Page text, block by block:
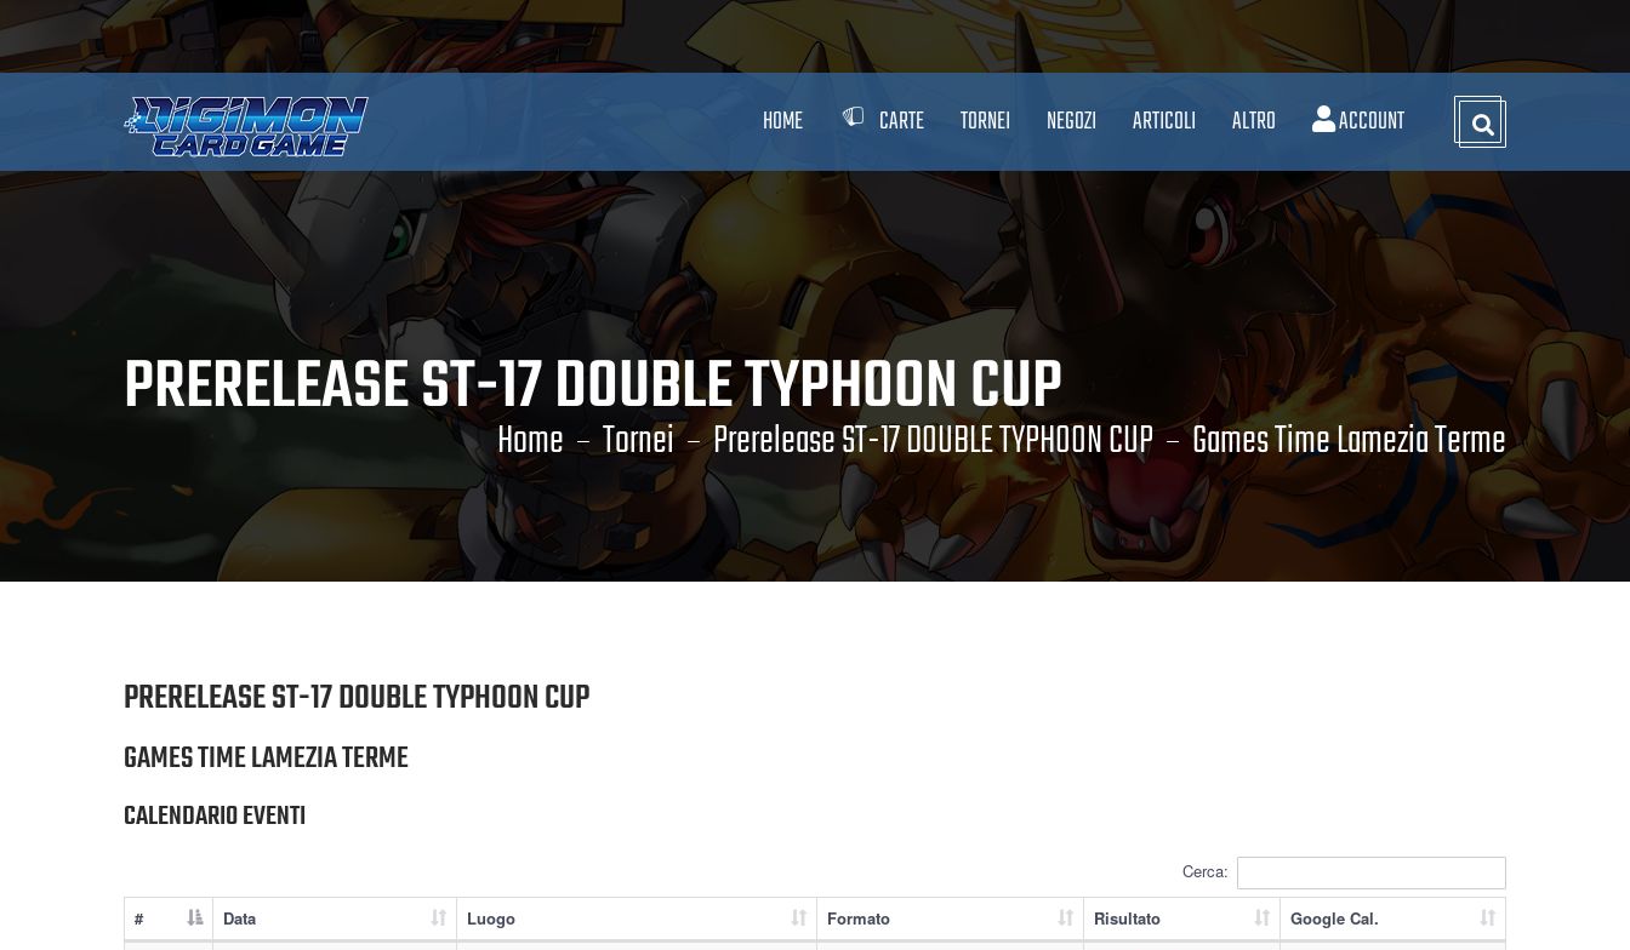
HOME CARTE TORNEI NEGOZI ARTICOLI ALTRO ACCOUNT
PRERELEASE ST-17 DOUBLE TYPHOON CUP
Home Tornei Prerelease ST-17 DOUBLE TYPHOON CUP Games Time Lamezia Terme
PRERELEASE ST-17 DOUBLE TYPHOON CUP
GAMES TIME LAMEZIA TERME
CALENDARIO EVENTI
Cerca:
# Data Luogo Formato Risultato
Google Cal.